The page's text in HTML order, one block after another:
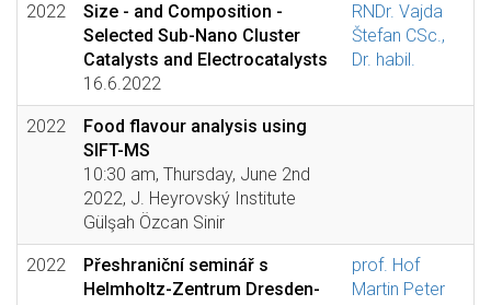
2022
Size - and Composition -
Selected Sub-Nano Cluster
Catalysts and Electrocatalysts
16.6.2022
RNDr. Vajda
Štefan CSc.,
Dr. habil.
2022
Food flavour analysis using
SIFT-MS
10:30 am, Thursday, June 2nd
2022, J. Heyrovský Institute
Gülşah Özcan Sinir
2022
Přeshraniční seminář s
Helmholtz-Zentrum Dresden-
prof. Hof
Martin Peter